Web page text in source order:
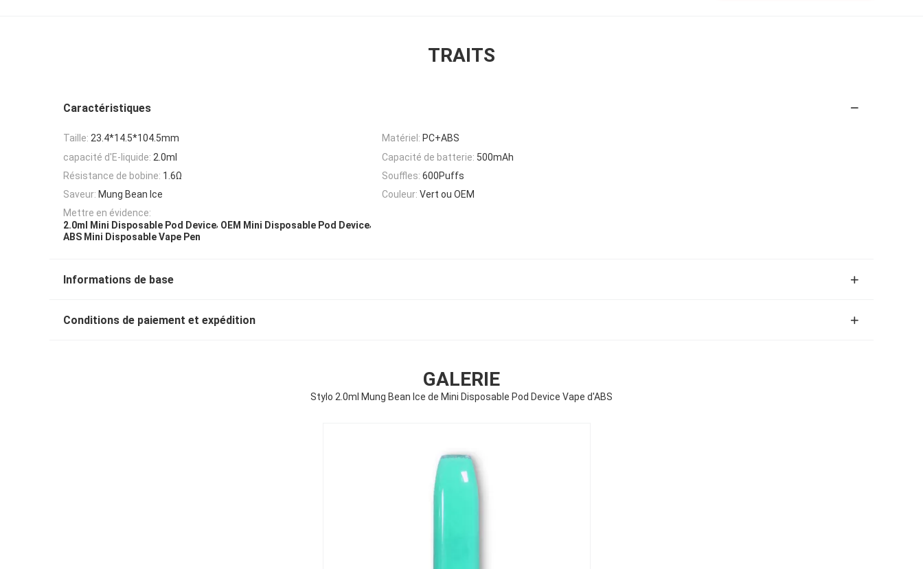
TRAITS
Caractéristiques
Taille: 23.4*14.5*104.5mm Matériel: PC+ABS
capacité d'E-liquide: 2.0ml Capacité de batterie: 500mAh
Résistance de bobine: 1.6Ω Souffles: 600Puffs
Saveur: Mung Bean Ice Couleur: Vert ou OEM
Mettre en évidence:
2.0ml Mini Disposable Pod Device, OEM Mini Disposable Pod Device,
ABS Mini Disposable Vape Pen
Informations de base
Conditions de paiement et expédition
GALERIE
Stylo 2.0ml Mung Bean Ice de Mini Disposable Pod Device Vape d'ABS